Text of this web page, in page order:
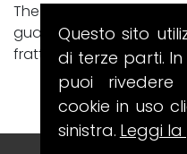
The Wow! Signal è il
guardare il cosmo, ma
frattura intima e
Questo sito
di terze parti.
puoi
cookie in uso
sinistra. Leggi la